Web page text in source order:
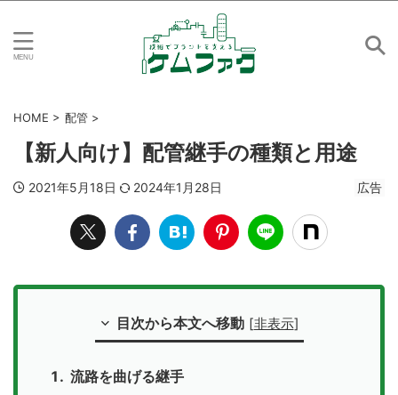
HOME > 配管 >
【新人向け】配管継手の種類と用途
2021年5月18日 2024年1月28日 広告
目次から本文へ移動 [非表示]
流路を曲げる継手